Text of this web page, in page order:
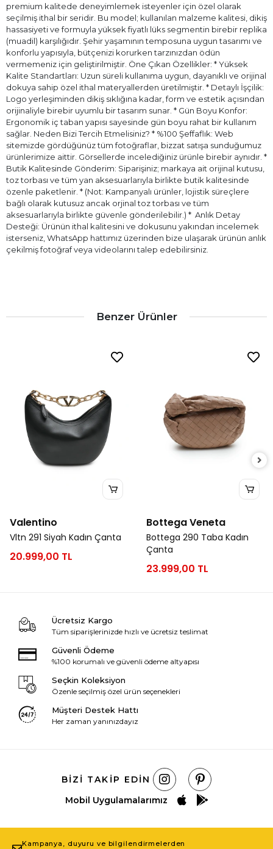
premium kalitede deneyimlemek isteyenler için özel olarak
seçilmiş ithal bir seridir. Bu model; kullanılan malzeme kalitesi, dikiş
hassasiyeti ve formuyla yüksek fiyatlı lüks segmentin birebir replika
(muadil) karşılığıdır. Şehir yaşamının temposuna uygun tasarımı ve
konforlu yapısıyla, bütçenizi korurken tarzınızdan ödün
vermemeniz için geliştirilmiştir. Öne Çıkan Özellikler: * Yüksek
Kalite Standartları: Uzun süreli kullanıma uygun, dayanıklı ve orijinal
dokuya sahip özel ithal materyallerden üretilmiştir. * Detaylı İşçilik:
Logo yerleşiminden dikiş sıklığına kadar, form ve estetik açısından
orijinaliyle birebir uyumlu bir tasarım sunar. * Gün Boyu Konfor:
Ergonomik iç taban yapısı sayesinde gün boyu rahat bir kullanım
sağlar. Neden Bizi Tercih Etmelisiniz? * %100 Şeffaflık: Web
sitemizde gördüğünüz tüm fotoğraflar, bizzat satışa sunduğumuz
ürünlerimize aittir. Görsellerde incelediğiniz ürünle birebir aynıdır. *
Butik Kalitesinde Gönderim: Siparişiniz; markaya ait orijinal kutusu,
toz torbası ve tüm yan aksesuarlarıyla birlikte butik kalitesinde
özenle paketlenir. * (Not: Kampanyalı ürünler, lojistik süreçlere
bağlı olarak kutusuz ancak orjinal toz torbası ve tüm
aksesuarlarıyla birlikte güvenle gönderilebilir.) * ⁠ Anlık Detay
Desteği: Ürünün ithal kalitesini ve dokusunu yakından incelemek
isterseniz, WhatsApp hattımız üzerinden bize ulaşarak ürünün anlık
çekilmiş fotoğraf veya videolarını talep edebilirsiniz.
Benzer Ürünler
Valentino
Vltn 291 Siyah Kadın Çanta
20.999,00 TL
Bottega Veneta
Bottega 290 Taba Kadın
Çanta
23.999,00 TL
Ücretsiz Kargo
Tüm siparişlerinizde hızlı ve ücretsiz teslimat
Güvenli Ödeme
%100 korumalı ve güvenli ödeme altyapısı
Seçkin Koleksiyon
Özenle seçilmiş özel ürün seçenekleri
Müşteri Destek Hattı
Her zaman yanınızdayız
BIZI TAKIP EDIN
Mobil Uygulamalarımız
Kampanya, duyuru ve bilgilendirmelerden